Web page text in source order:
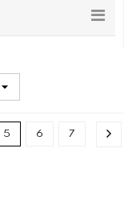
5 6 7